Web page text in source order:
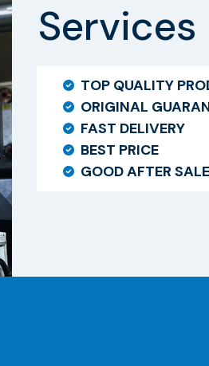
Services
TOP QUALITY
ORIGINAL
FAST DELIVERY
BEST PRICE
GOOD AFTER